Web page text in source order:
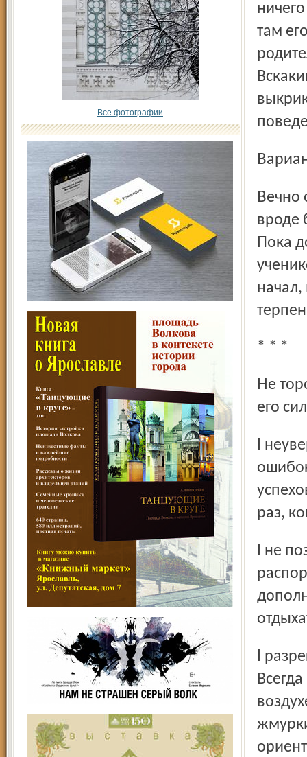
Все фотографии
там
Вечно он не торопится, отстает, спит на ходу. Ну и в школе:
вроде
Пока
начал,
* * *
Не торопитесь наказывать ребенка! Советуем: оцените
его
l неуверенность ребенка нуждается не в "разборе
раз,
l не позволяйте ребенку утомляться, поддерживайте
l разрешайте ребенку расходовать избыточную энергию.